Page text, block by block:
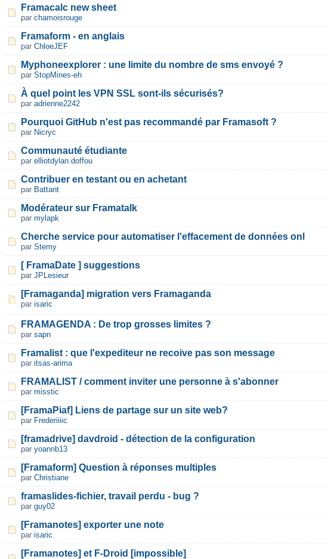
Framacalc new sheet
par chamoisrouge
Framaform - en anglais
par ChloeJEF
Myphoneexplorer : une limite du nombre de sms envoyé ?
par StopMines-eh
À quel point les VPN SSL sont-ils sécurisés?
par adrienne2242
Pourquoi GitHub n'est pas recommandé par Framasoft ?
par Nicryc
Communauté étudiante
par elliotdylan.doffou
Contribuer en testant ou en achetant
par Battant
Modérateur sur Framatalk
par mylapk
Cherche service pour automatiser l'effacement de données onl
par Stemy
[ FramaDate ] suggestions
par JPLesieur
[Framaganda] migration vers Framaganda
par isaric
FRAMAGENDA : De trop grosses limites ?
par sapn
Framalist : que l'expediteur ne recoive pas son message
par itsas-arima
FRAMALIST / comment inviter une personne à s'abonner
par misstic
[FramaPiaf] Liens de partage sur un site web?
par Frederiiiic
[framadrive] davdroid - détection de la configuration
par yoannb13
[Framaform] Question à réponses multiples
par Christiane
framaslides-fichier, travail perdu - bug ?
par guy02
[Framanotes] exporter une note
par isaric
[Framanotes] et F-Droid [impossible]